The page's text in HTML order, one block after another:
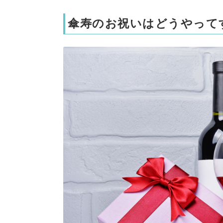
傘寿のお祝いはどうやって